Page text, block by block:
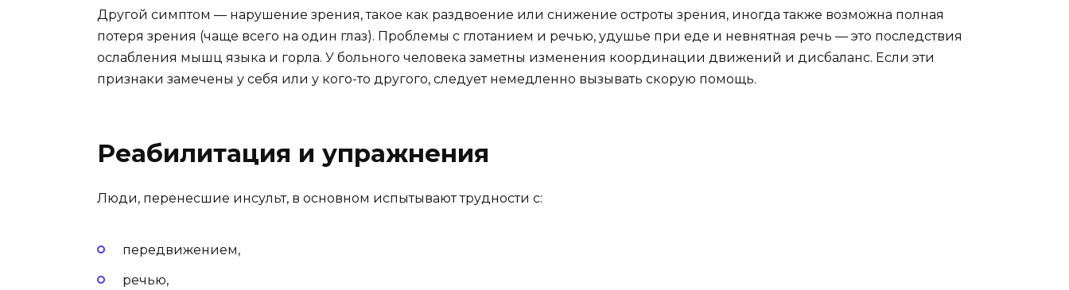
Другой симптом — нарушение зрения, такое как раздвоение или снижение остроты зрения, иногда также возможна полная
потеря зрения (чаще всего на один глаз). Проблемы с глотанием и речью, удушье при еде и невнятная речь — это последствия
ослабления мышц языка и горла. У больного человека заметны изменения координации движений и дисбаланс. Если эти
признаки замечены у себя или у кого-то другого, следует немедленно вызывать скорую помощь.
Реабилитация и упражнения
Люди, перенесшие инсульт, в основном испытывают трудности с:
передвижением,
речью,